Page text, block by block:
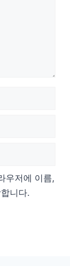
우저에 이름,
니다.